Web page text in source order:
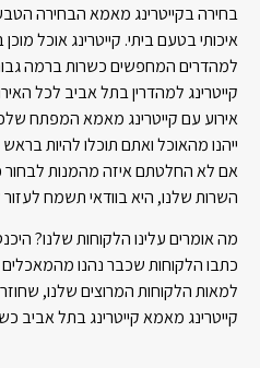
בחירה בקייטרינג מאמא הבחירה
איכותי בטעם ביתי. קייטרינג אוכל מוכן
למהדרים המחפשים כשרות ברמה
קייטרינג למהדרין בתל אביב לכל
אירוע עם קייטרינג מאמא המפתח
ייהנו מהאוכל ואתם תוכלו להיות
אם לא החלטתם איזה מהמנות לבחור
השרות שלנו, היא בוודאי תשמח
מה אומרים עלינו הלקוחות שלנו?
כתבו הלקוחות שכבר נהנו
למאות הלקוחות המרוצים שלנו,
קייטרינג מאמא קייטרינג בתל